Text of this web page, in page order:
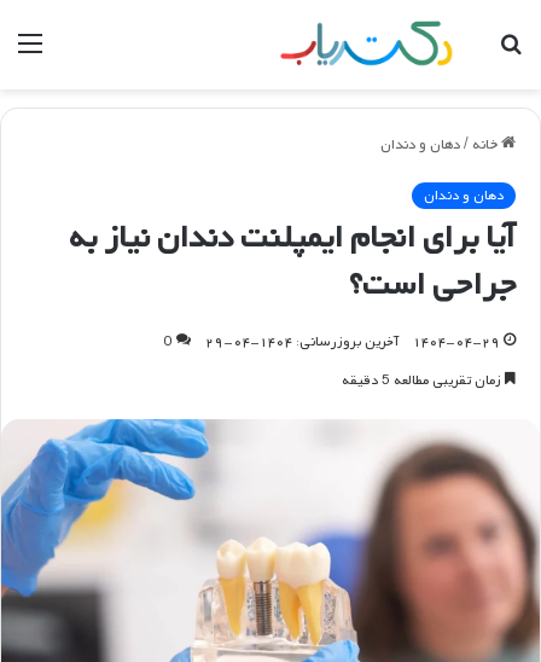
جستجو
خانه /دهان و دندان
دهان و دندان
آیا برای انجام ایمپلنت دندان نیاز به
جراحی است؟
۱۴۰۴-۰۴-۲۹ آخرین بروزرسانی: ۱۴۰۴-۰۴-۲۹
0
زمان تقریبی مطالعه 5 دقیقه